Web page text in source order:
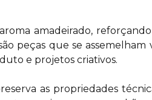
amadeirado,
peças que se
e projetos criativos.
as propriedades